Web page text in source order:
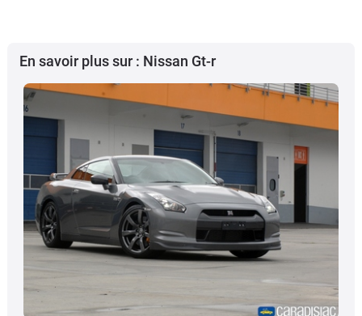
En savoir plus sur : Nissan Gt-r